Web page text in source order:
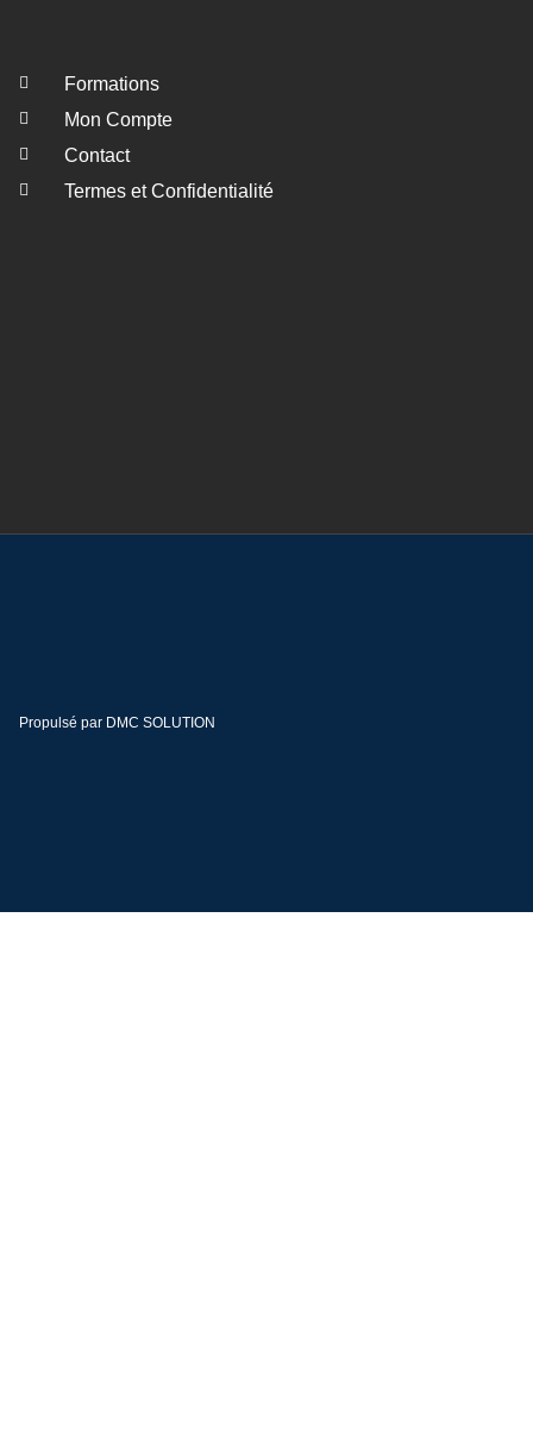
Formations
Mon Compte
Contact
Termes et Confidentialité
Propulsé par DMC SOLUTION